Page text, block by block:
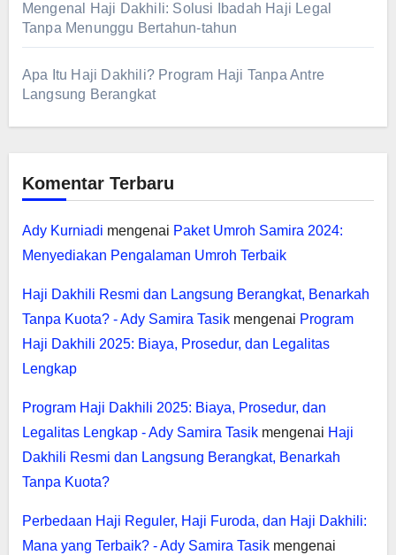
Mengenal Haji Dakhili: Solusi Ibadah Haji Legal
Tanpa Menunggu Bertahun-tahun
Apa Itu Haji Dakhili? Program Haji Tanpa Antre
Langsung Berangkat
Komentar Terbaru
Ady Kurniadi mengenai Paket Umroh Samira 2024:
Menyediakan Pengalaman Umroh Terbaik
Haji Dakhili Resmi dan Langsung Berangkat, Benarkah
Tanpa Kuota? - Ady Samira Tasikmengenai Program
Haji Dakhili 2025: Biaya, Prosedur, dan Legalitas
Lengkap
Program Haji Dakhili 2025: Biaya, Prosedur, dan
Legalitas Lengkap - Ady Samira Tasikmengenai Haji
Dakhili Resmi dan Langsung Berangkat, Benarkah
Tanpa Kuota?
Perbedaan Haji Reguler, Haji Furoda, dan Haji Dakhili:
Mana yang Terbaik? - Ady Samira Tasikmengenai